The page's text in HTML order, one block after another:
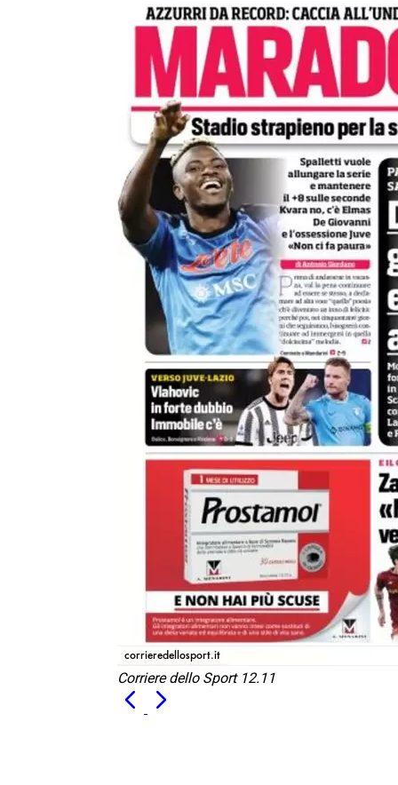
Corriere dello Sport 12.11